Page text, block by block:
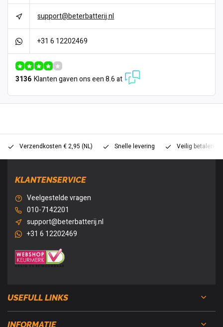
support@beterbatterij.nl
+31 6 12202469
3136 Klanten gaven ons een 8.6 at
Verzendkosten € 2,95 (NL) Snelle levering Veilig betalen
KLANTENSERVICE
Veelgestelde vragen
010-7142201
support@beterbatterij.nl
+31 6 12202469
USEFULL LINKS
INFORMATIE